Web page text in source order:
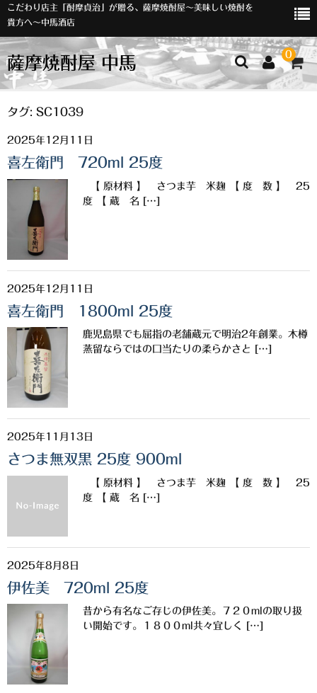
こだわり店主「酎摩貞治」が贈る、薩摩焼酎屋～美味しい焼酎を
貴方へ～中馬酒店
薩摩焼酎屋 中馬 0
ホーム
お知らせ
入荷情報
イベント
オリジナルラベル
店主おすすめ
数量限定
希少焼酎
季節限定品
セット商品
リキュール
ウヰスキー
お米
中馬酒店オリジナル
村尾酒造
万膳酒造
櫻井酒造
軸屋酒造
タグ: SC1039
2025年12月11日
喜左衛門 720ml 25度
【 原材料 】 さつま芋 米麹 【 度 数 】 25
度 【 蔵 名 […]
2025年12月11日
喜左衛門 1800ml 25度
鹿児島県でも屈指の老舗蔵元で明治2年創業。木樽
蒸留ならではの口当たりの柔らかさと […]
2025年11月13日
さつま無双黒 25度 900ml
【 原材料 】 さつま芋 米麹 【 度 数 】 25
度 【 蔵 名 […]
2025年8月8日
伊佐美 720ml 25度
昔から有名なご存じの伊佐美。７２０mlの取り扱
い開始です。１８００ml共々宜しく […]